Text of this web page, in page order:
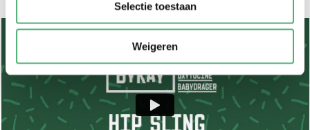
Selectie toestaan
Weigeren